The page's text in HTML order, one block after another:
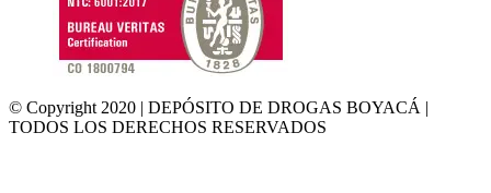
© Copyright 2020 | DEPÓSITO DE DROGAS BOYACÁ |
TODOS LOS DERECHOS RESERVADOS